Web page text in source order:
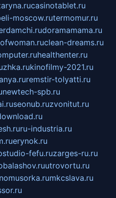
casinotablet.ru
moscow.rutermomur.ru
doramamama.ru
clean-dreams.ru
healthenter.ru
kinofilmy-2021.ru
remstir-tolyatti.ru
newtech-spb.ru
seonub.ruzvonitut.ru
ru-industria.ru
erynok.ru
fefu.ruzarges-ru.ru
utrovortu.ru
mkcslava.ru